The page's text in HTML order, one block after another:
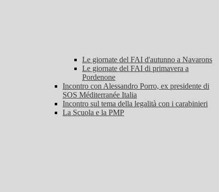
Le giornate del FAI d'autunno a Navarons
Le giornate del FAI di primavera a
Pordenone
Incontro con Alessandro Porro, ex presidente di
SOS Méditerranée Italia
Incontro sul tema della legalità con i carabinieri
La Scuola e la PMP